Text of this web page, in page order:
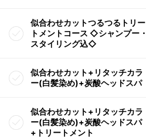
似合わせカットつるつるトリー
トメントコース ◇シャンプー・
スタイリング込◇
似合わせカット+リタッチカラ
ー(白髪染め)+炭酸ヘッドスパ
似合わせカット+リタッチカラ
ー(白髪染め)+炭酸ヘッドスパ
+トリートメント